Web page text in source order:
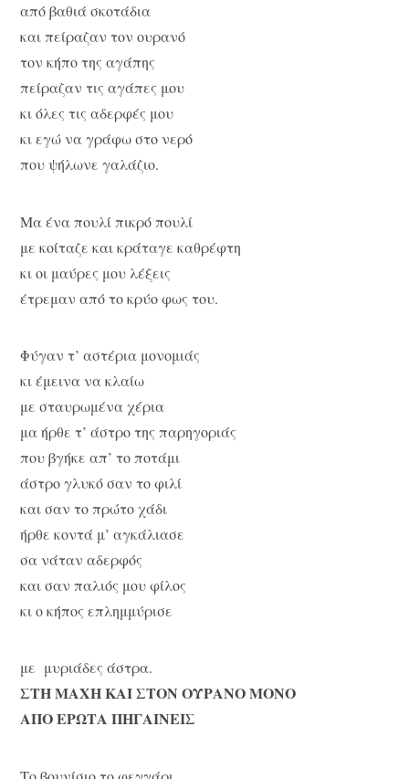
από βαθιά σκοτάδια
και πείραζαν τον ουρανό
τον κήπο της αγάπης
πείραζαν τις αγάπες μου
κι όλες τις αδερφές μου
κι εγώ να γράφω στο νερό
που ψήλωνε γαλάζιο.
Μα ένα πουλί πικρό πουλί
με κοίταζε και κράταγε καθρέφτη
κι οι μαύρες μου λέξεις
έτρεμαν από το κρύο φως του.
Φύγαν τ’ αστέρια μονομιάς
κι έμεινα να κλαίω
με σταυρωμένα χέρια
μα ήρθε τ’ άστρο της παρηγοριάς
που βγήκε απ’ το ποτάμι
άστρο γλυκό σαν το φιλί
και σαν το πρώτο χάδι
ήρθε κοντά μ’ αγκάλιασε
σα νάταν αδερφός
και σαν παλιός μου φίλος
κι ο κήπος επλημμύρισε
με μυριάδες άστρα.
ΣΤΗ ΜΑΧΗ ΚΑΙ ΣΤΟΝ ΟΥΡΑΝΟ ΜΟΝΟ
ΑΠΟ ΕΡΩΤΑ ΠΗΓΑΙΝΕΙΣ